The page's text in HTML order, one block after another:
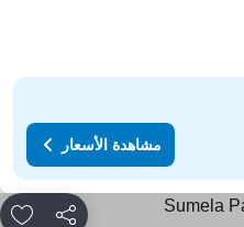
مشاهدة الأسعار